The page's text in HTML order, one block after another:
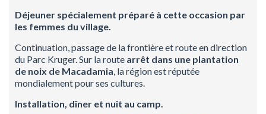
Déjeuner spécialement préparé à cette occasion par
les femmes du village.
Continuation, passage de la frontière et route en direction
du Parc Kruger. Sur la route arrêt dans une plantation
de noix de Macadamia , la région est réputée
mondialement pour ses cultures.
Installation, dîner et nuit au camp.